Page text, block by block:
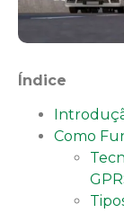
Índice
Como